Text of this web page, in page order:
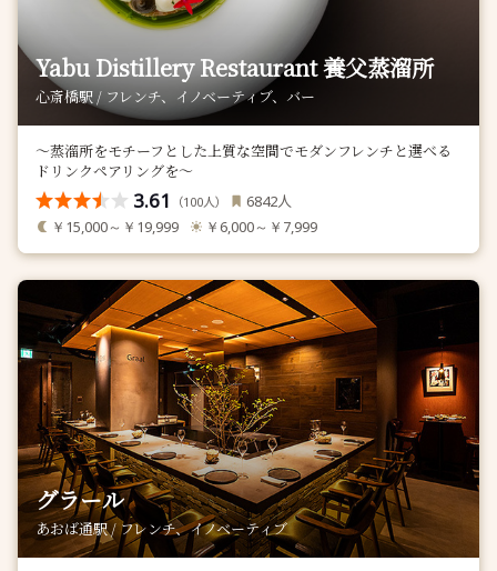
Yabu Distillery Restaurant 養父蒸溜所
心斎橋駅 / フレンチ、イノベーティブ、バー
～蒸溜所をモチーフとした上質な空間でモダンフレンチと選べる
ドリンクペアリングを～
3.61 （100人） 6842人
￥15,000～￥19,999 ￥6,000～￥7,999
グラール
あおば通駅 / フレンチ、イノベーティブ